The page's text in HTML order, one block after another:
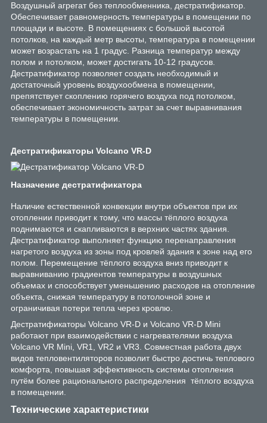
Воздушный агрегат без теплообменника, дестратификатор.
Обеспечивает равномерность температуры в помещении по
площади и высоте. В помещениях с большой высотой
потолков, на каждый метр высоты, температура в помещении
может возрастать на 1 градус. Разница температур между
полом и потолком, может достигать 10-12 градусов.
Дестратификатор позволяет создать необходимый и
достаточный уровень воздухообмена в помещении,
препятствует скоплению горячего воздуха под потолком,
обеспечивает экономичность затрат за счет выравнивания
температуры в помещении.
Дестратификаторы Volcano VR-D
Назначение дестратификатора
Наличие естественной конвекции внутри объектов при их
отоплении приводит к тому, что массы тёплого воздуха
поднимаются и скапливаются в верхних частях здания.
Дестратификатор выполняет функцию перенаправления
нагретого воздуха из зоны под кровлей здания к зоне над его
полом. Перемещение тёплого воздуха вниз приводит к
выравниванию градиентов температуры в воздушных
объемах и способствует уменьшению расходов на отопление
объекта, снижая температуру в потолочной зоне и
ограничивая потери тепла через кровлю.
Дестратификаторы Volcano VR-D и Volcano VR-D Mini
работают при взаимодействии с нагревателями воздуха
Volcano VR Mini, VR1, VR2 и VR3. Совместная работа двух
видов тепловентиляторов позволит быстро достичь теплового
комфорта, повышая эффективность системы отопления
путём более рационального распределения тёплого воздуха
в помещении.
Технические характеристики